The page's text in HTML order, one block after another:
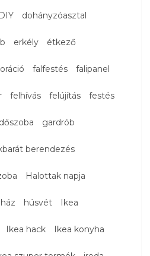
DIY dohányzóasztal
erkély étkező
falfestés falipanel
felhívás felújítás festés
gardrób
berendezés
Halottak napja
húsvét Ikea
Ikea hack Ikea konyha